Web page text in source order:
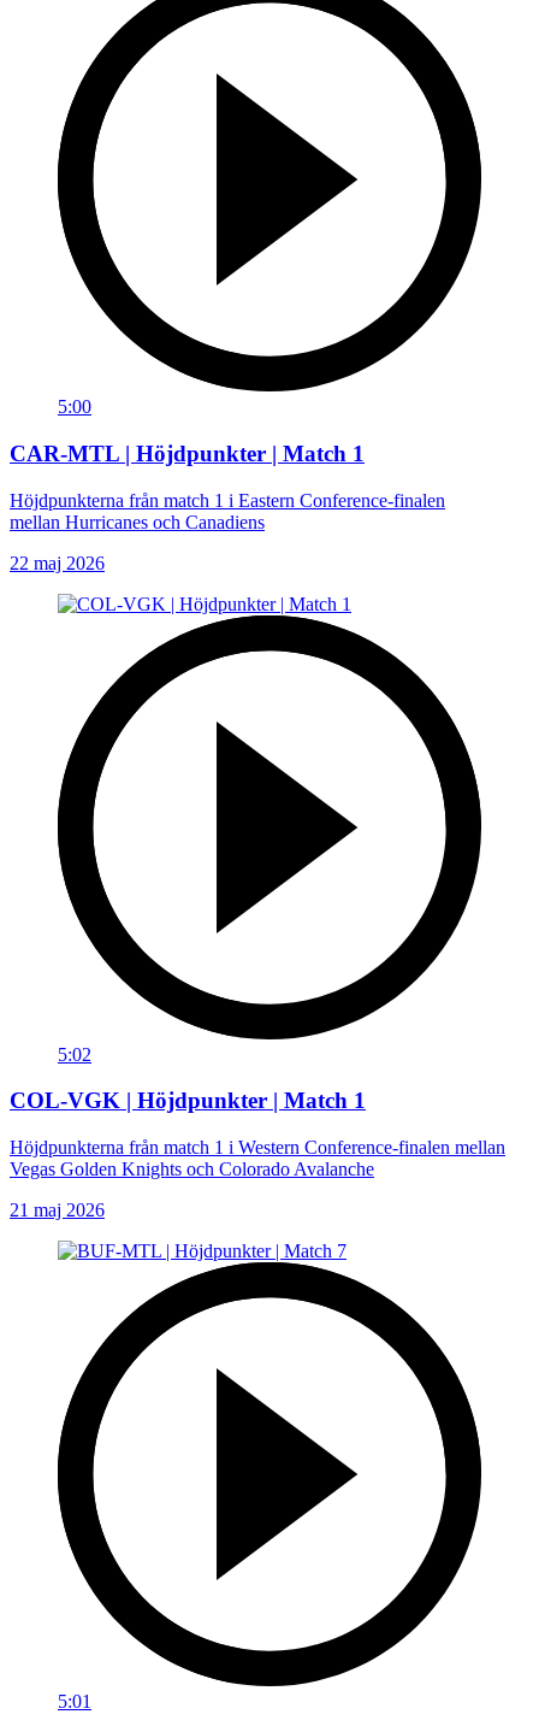
5:00
CAR-MTL | Höjdpunkter | Match 1
Höjdpunkterna från match 1 i Eastern Conference-finalen
mellan Hurricanes och Canadiens
22 maj 2026
5:02
COL-VGK | Höjdpunkter | Match 1
Höjdpunkterna från match 1 i Western Conference-finalen mellan
Vegas Golden Knights och Colorado Avalanche
21 maj 2026
5:01